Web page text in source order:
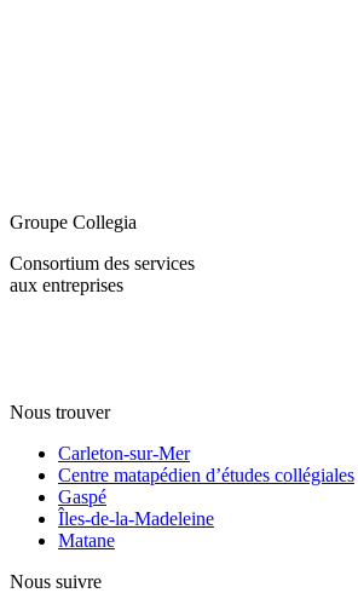
Groupe Collegia
Consortium des services
aux entreprises
Nous trouver
Carleton-sur-Mer
Centre matapédien d’études collégiales
Gaspé
Îles-de-la-Madeleine
Matane
Nous suivre